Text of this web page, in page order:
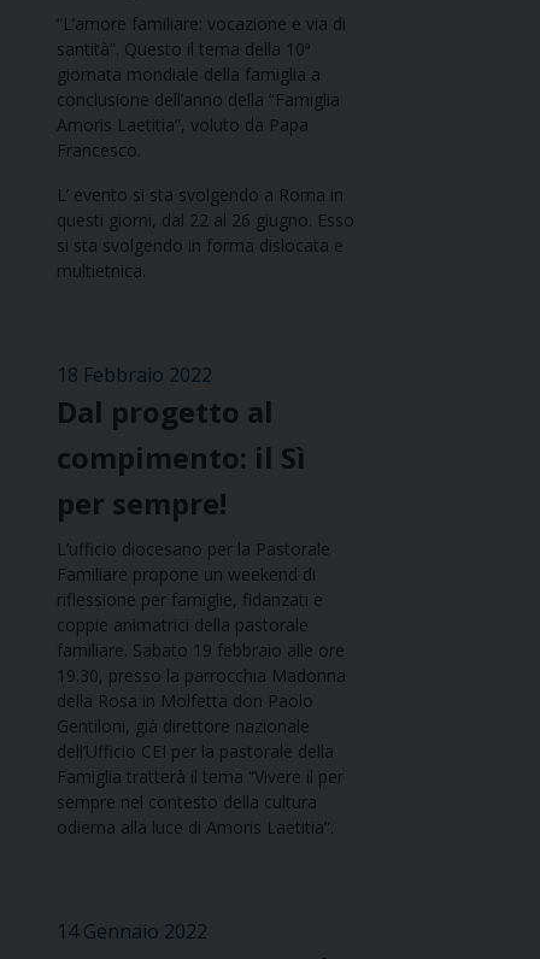
“L’amore familiare: vocazione e via di
santità”. Questo il tema della 10ª
giornata mondiale della famiglia a
conclusione dell’anno della “Famiglia
Amoris Laetitia”, voluto da Papa
Francesco.
L’ evento si sta svolgendo a Roma in
questi giorni, dal 22 al 26 giugno. Esso
si sta svolgendo in forma dislocata e
multietnica.
18 Febbraio 2022
Dal progetto al
compimento: il Sì
per sempre!
L’ufficio diocesano per la Pastorale
Familiare propone un weekend di
riflessione per famiglie, fidanzati e
coppie animatrici della pastorale
familiare. Sabato 19 febbraio alle ore
19.30, presso la parrocchia Madonna
della Rosa in Molfetta don Paolo
Gentiloni, già direttore nazionale
dell’Ufficio CEI per la pastorale della
Famiglia tratterà il tema “Vivere il per
sempre nel contesto della cultura
odierna alla luce di Amoris Laetitia”.
14 Gennaio 2022